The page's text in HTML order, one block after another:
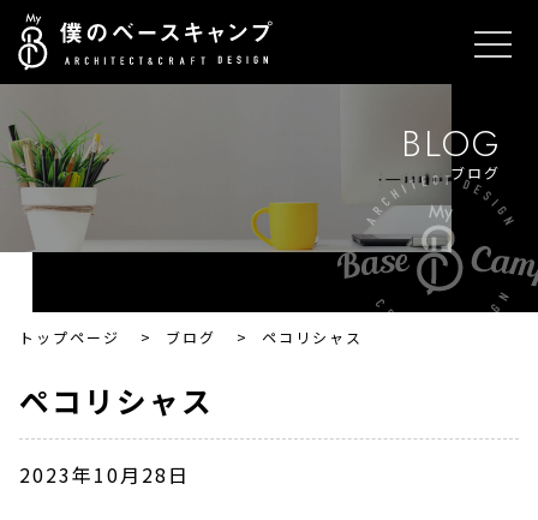
BLOG
ブログ
トップページ > ブログ > ペコリシャス
ペコリシャス
2023年10月28日